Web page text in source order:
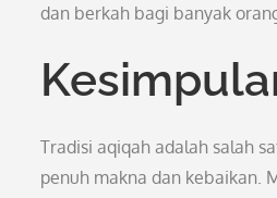
dan berkah bagi banyak
Tradisi aqiqah adalah salah
penuh makna dan kebaikan.